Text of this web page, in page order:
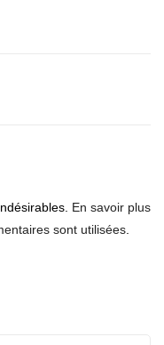
En savoir plus
sont utilisées